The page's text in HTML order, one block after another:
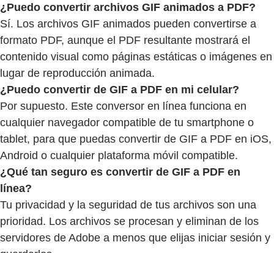
¿Puedo convertir archivos GIF animados a PDF?
Sí. Los archivos GIF animados pueden convertirse a
formato PDF, aunque el PDF resultante mostrará el
contenido visual como páginas estáticas o imágenes en
lugar de reproducción animada.
¿Puedo convertir de GIF a PDF en mi celular?
Por supuesto. Este conversor en línea funciona en
cualquier navegador compatible de tu smartphone o
tablet, para que puedas convertir de GIF a PDF en iOS,
Android o cualquier plataforma móvil compatible.
¿Qué tan seguro es convertir de GIF a PDF en
línea?
Tu privacidad y la seguridad de tus archivos son una
prioridad. Los archivos se procesan y eliminan de los
servidores de Adobe a menos que elijas iniciar sesión y